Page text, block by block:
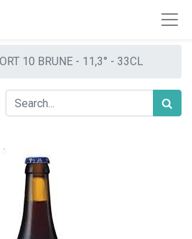
10 BRUNE - 11,3° - 33CL